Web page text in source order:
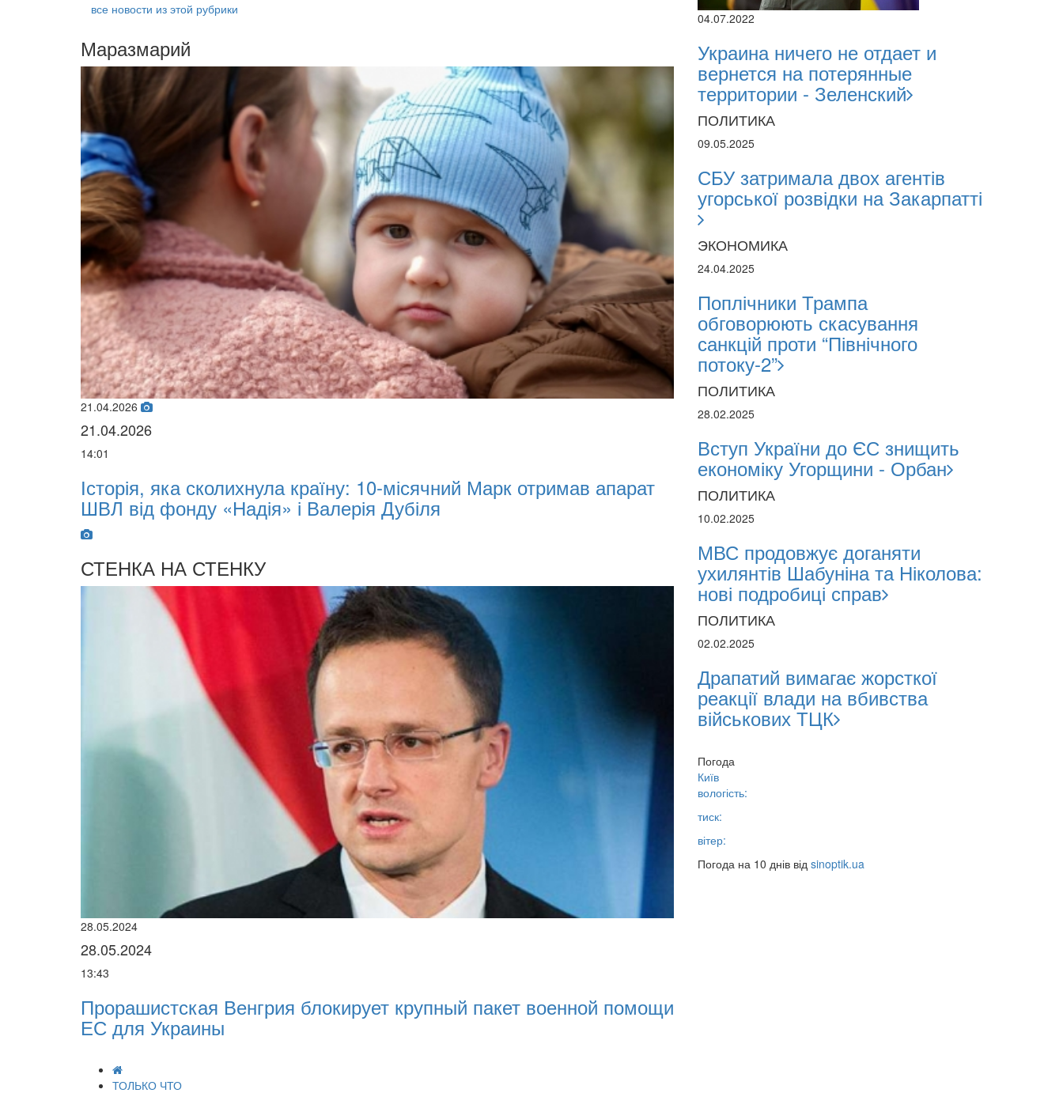
все новости из этой рубрики
Маразмарий
отримав апарат Oleksii Abasov: How Ukrainian Businesses Can Attract International
Investments and Hedge Risks During War
11.07.2025
11.07.2025
Василь Костюк очолив
енергетиці
СТЕНКА НА СТЕНКУ
пакет военной помощиНацполіція лякає громадян погіршенням криміногенної ситуації в
разі мобілізації поліціянтів на війну
04.07.2022
Украина ничего не отдает и
вернется на потерянные
территории - Зеленский
ПОЛИТИКА
09.05.2025
СБУ затримала двох агентів
угорської розвідки на Закарпатті
ЭКОНОМИКА
24.04.2025
Поплічники Трампа
обговорюють скасування
санкцій проти “Північного
потоку-2”
ПОЛИТИКА
28.02.2025
Вступ України до ЄС знищить
економіку Угорщини - Орбан
ПОЛИТИКА
10.02.2025
МВС продовжує доганяти
ухилянтів Шабуніна та Ніколова:
нові подробиці справ
ПОЛИТИКА
02.02.2025
Драпатий вимагає жорсткої
реакції влади на вбивства
військових ТЦК
Погода
Київ
вологість:
тиск:
вітер:
Погода на 10 днів від sinoptik.ua
ТОЛЬКО ЧТО